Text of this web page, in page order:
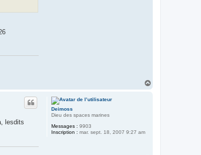
Deimoss
Dieu des spaces marines
Messages : 9903
Inscription : mar. sept. 18, 2007 9:27 am
lesdits